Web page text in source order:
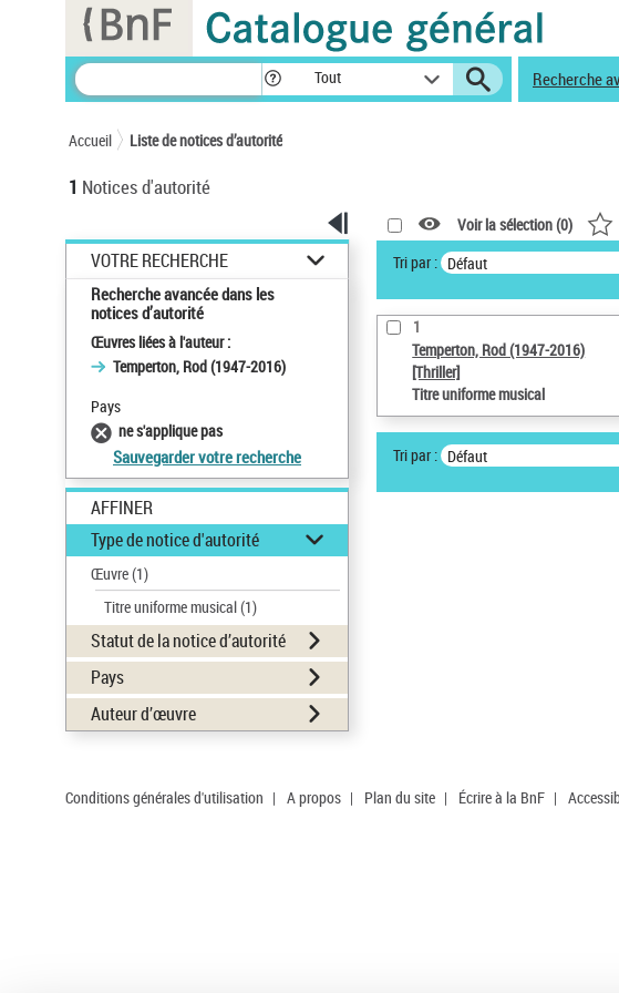
Tout Recherche
Accueil Liste de notices d’autorité
1 Notices d'autorité
VOTRE RECHERCHE
Recherche avancée dans les
notices d’autorité
Œuvres liées à l'auteur :
Temperton, Rod (1947-2016)
Pays
ne s'applique pas
Sauvegarder votre recherche
AFFINER
Type de notice d'autorité
Œuvre(1)
Titre uniforme musical(1)
Statut de la notice d’autorité
Pays
Auteur d’œuvre
Voir la sélection (0)
Tri par : Défaut
1
Temperton, Rod (1947-2016)
[Thriller]
Titre uniforme musical
Tri par : Défaut
Conditions générales d'utilisation | A propos | Plan du site | Écrire à la BnF |
Panneau de gestion des cookies